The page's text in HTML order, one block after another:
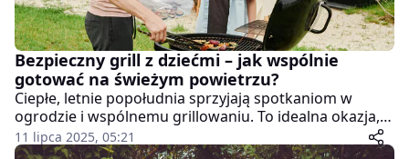
Bezpieczny grill z dziećmi – jak wspólnie
gotować na świeżym powietrzu?
Ciepłe, letnie popołudnia sprzyjają spotkaniom w
ogrodzie i wspólnemu grillowaniu. To idealna okazja,
by spędzić czas z rodziną, nacieszyć się smakiem
sezonowych potraw i… zaangażować dzieci w
11 lipca 2025, 05:21